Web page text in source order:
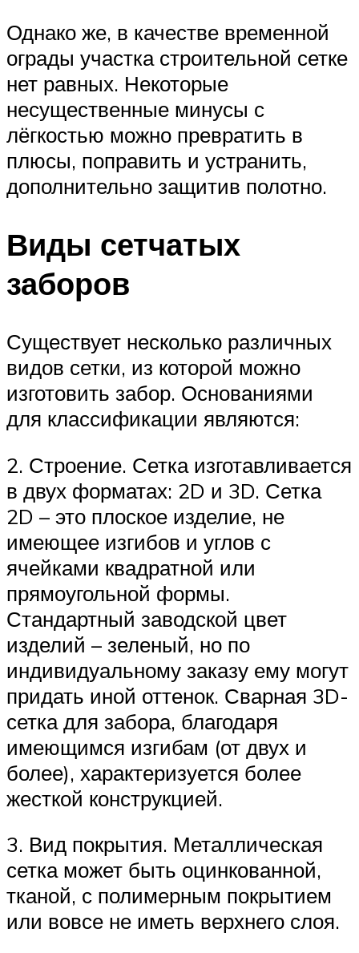
Однако же, в качестве временной
ограды участка строительной сетке
нет равных. Некоторые
несущественные минусы с
лёгкостью можно превратить в
плюсы, поправить и устранить,
дополнительно защитив полотно.
Виды сетчатых
заборов
Существует несколько различных
видов сетки, из которой можно
изготовить забор. Основаниями
для классификации являются:
2. Строение. Сетка изготавливается
в двух форматах: 2D и 3D. Сетка
2D – это плоское изделие, не
имеющее изгибов и углов с
ячейками квадратной или
прямоугольной формы.
Стандартный заводской цвет
изделий – зеленый, но по
индивидуальному заказу ему могут
придать иной оттенок. Сварная 3D-
сетка для забора, благодаря
имеющимся изгибам (от двух и
более), характеризуется более
жесткой конструкцией.
3. Вид покрытия. Металлическая
сетка может быть оцинкованной,
тканой, с полимерным покрытием
или вовсе не иметь верхнего слоя.